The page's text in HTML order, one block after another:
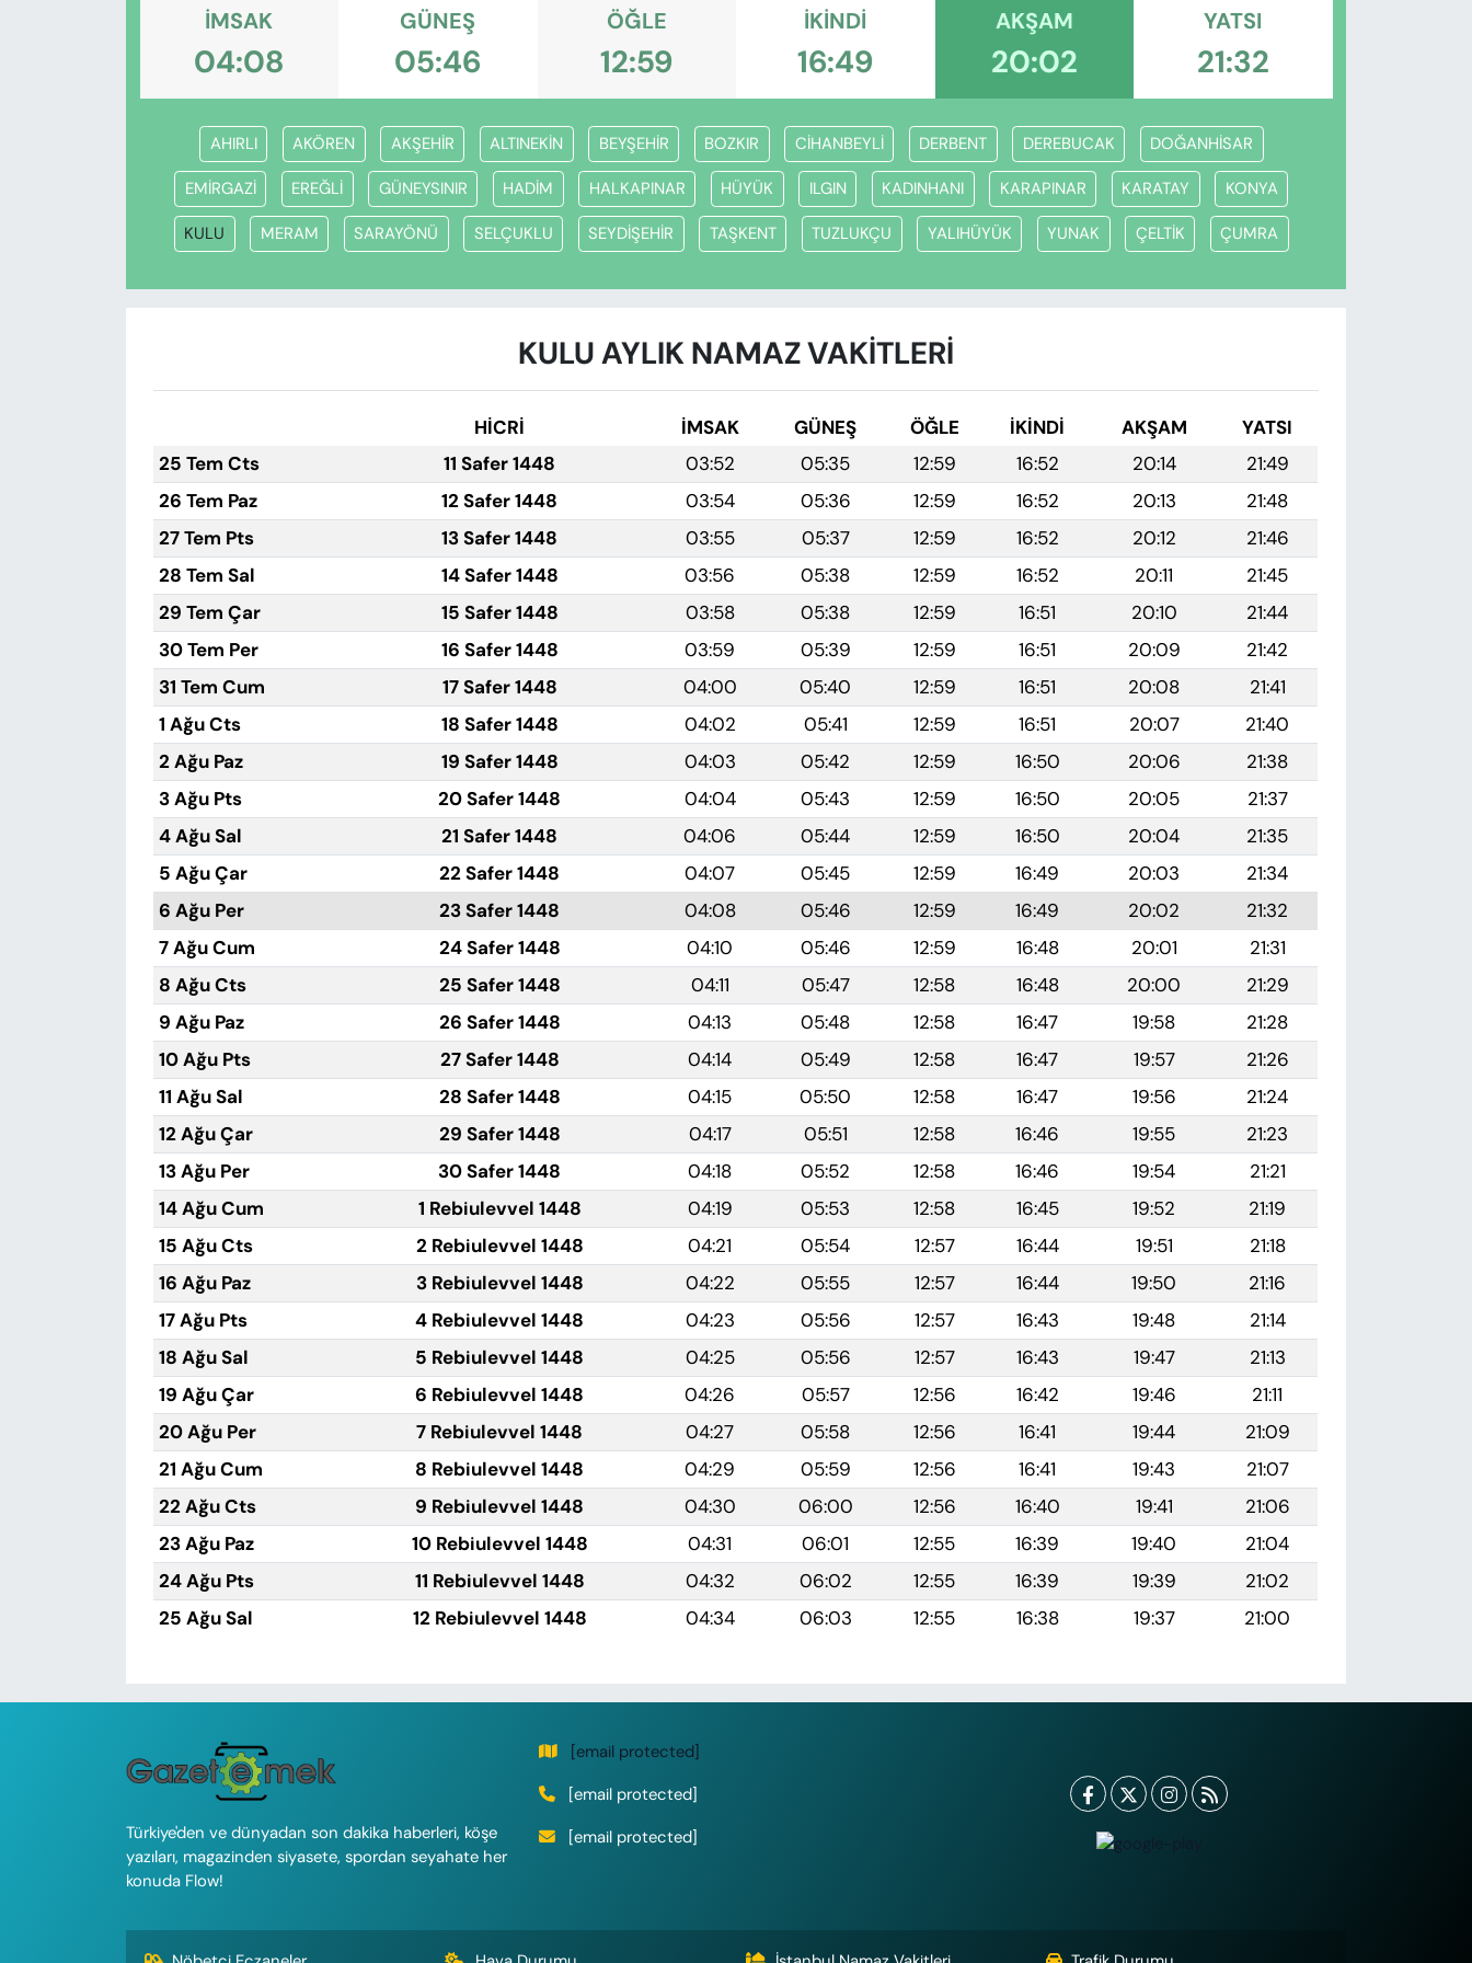
İMSAK
04:08
GÜNEŞ
05:46
ÖĞLE
12:59
İKINDI
16:49
AKŞAM
20:02
YATSI
21:32
AHIRLI AKÖREN AKŞEHİR ALTINEKİN BEYŞEHİR BOZKIR CİHANBEYLİ DERBENT DEREBUCAK DOĞANHİSAR
EMİRGAZİ EREĞLİ GÜNEYSINIR HADİM HALKAPINAR HÜYÜK ILGIN KADINHANI KARAPINAR KARATAY KONYA
KULU MERAM SARAYÖNÜ SELÇUKLU SEYDİŞEHİR TAŞKENT TUZLUKÇU YALIHÜYÜK YUNAK ÇELTİK ÇUMRA
KULU AYLIK NAMAZ VAKITLERI
HİCRİ İMSAK GÜNEŞ ÖĞLE İKINDI AKŞAM
YATSI
25 Tem Cts
11 Safer 1448 03:52 05:35 12:59 16:52 20:14
21:49
26 Tem Paz
12 Safer 1448 03:54 05:36 12:59 16:52 20:13
21:48
27 Tem Pts
13 Safer 1448 03:55 05:37 12:59 16:52 20:12
21:46
28 Tem Sal
14 Safer 1448 03:56 05:38 12:59 16:52 20:11
21:45
29 Tem Çar
15 Safer 1448 03:58 05:38 12:59 16:51 20:10
21:44
30 Tem Per
16 Safer 1448 03:59 05:39 12:59 16:51 20:09
21:42
31 Tem Cum
17 Safer 1448 04:00 05:40 12:59 16:51 20:08
21:41
1 Ağu Cts
18 Safer 1448 04:02 05:41 12:59 16:51 20:07
21:40
2 Ağu Paz
19 Safer 1448 04:03 05:42 12:59 16:50 20:06
21:38
3 Ağu Pts
20 Safer 1448 04:04 05:43 12:59 16:50 20:05
21:37
4 Ağu Sal
21 Safer 1448 04:06 05:44 12:59 16:50 20:04
21:35
5 Ağu Çar
22 Safer 1448 04:07 05:45 12:59 16:49 20:03
21:34
6 Ağu Per
23 Safer 1448 04:08 05:46 12:59 16:49 20:02
21:32
7 Ağu Cum
24 Safer 1448 04:10 05:46 12:59 16:48 20:01
21:31
8 Ağu Cts
25 Safer 1448 04:11 05:47 12:58 16:48 20:00
21:29
9 Ağu Paz
26 Safer 1448 04:13 05:48 12:58 16:47 19:58
21:28
10 Ağu Pts
27 Safer 1448 04:14 05:49 12:58 16:47 19:57
21:26
11 Ağu Sal
28 Safer 1448 04:15 05:50 12:58 16:47 19:56
21:24
12 Ağu Çar
29 Safer 1448 04:17 05:51 12:58 16:46 19:55
21:23
13 Ağu Per
30 Safer 1448 04:18 05:52 12:58 16:46 19:54
21:21
14 Ağu Cum
1 Rebiulevvel 1448 04:19 05:53 12:58 16:45 19:52
21:19
15 Ağu Cts
2 Rebiulevvel 1448 04:21 05:54 12:57 16:44 19:51
21:18
16 Ağu Paz
3 Rebiulevvel 1448 04:22 05:55 12:57 16:44 19:50
21:16
17 Ağu Pts
4 Rebiulevvel 1448 04:23 05:56 12:57 16:43 19:48
21:14
18 Ağu Sal
5 Rebiulevvel 1448 04:25 05:56 12:57 16:43 19:47
21:13
19 Ağu Çar
6 Rebiulevvel 1448 04:26 05:57 12:56 16:42 19:46
21:11
20 Ağu Per
7 Rebiulevvel 1448 04:27 05:58 12:56 16:41 19:44
21:09
21 Ağu Cum
8 Rebiulevvel 1448 04:29 05:59 12:56 16:41 19:43
21:07
22 Ağu Cts
9 Rebiulevvel 1448 04:30 06:00 12:56 16:40 19:41
21:06
23 Ağu Paz
10 Rebiulevvel 1448 04:31 06:01 12:55 16:39 19:40
21:04
24 Ağu Pts
11 Rebiulevvel 1448 04:32 06:02 12:55 16:39 19:39
21:02
25 Ağu Sal
12 Rebiulevvel 1448 04:34 06:03 12:55 16:38 19:37 21:00
Türkiye'den ve dünyadan son dakika haberleri, köşe
yazıları, magazinden siyasete, spordan seyahate her
konuda Flow!
[email protected]
[email protected]
[email protected]
KÜLTÜR-SANAT
ÖZEL HABER
VAN VE DİYARBAKIR HABERLERİ